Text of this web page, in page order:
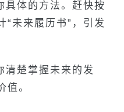
具体的方法。赶快按
“未来履历书”，引发
清楚掌握未来的发
值。